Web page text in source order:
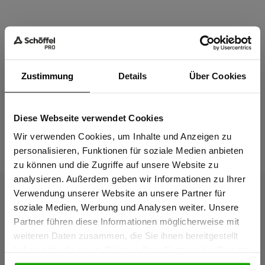
Zustimmung Details Über Cookies
Diese Webseite verwendet Cookies
Wir verwenden Cookies, um Inhalte und Anzeigen zu
personalisieren, Funktionen für soziale Medien anbieten
zu können und die Zugriffe auf unsere Website zu
analysieren. Außerdem geben wir Informationen zu Ihrer
Verwendung unserer Website an unsere Partner für
soziale Medien, Werbung und Analysen weiter. Unsere
Partner führen diese Informationen möglicherweise mit
weiteren Daten zusammen, die Sie ihnen bereitgestellt
Material & Pflege
Passform
Das passt dazu
Sind Sie
Gewerbetreibender?
Ich bestätige, dass ich Gewerbetreibender bin. Alle
Preise werden netto ausgewiesen.